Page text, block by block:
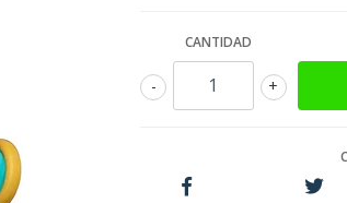
CANTIDAD
+
-